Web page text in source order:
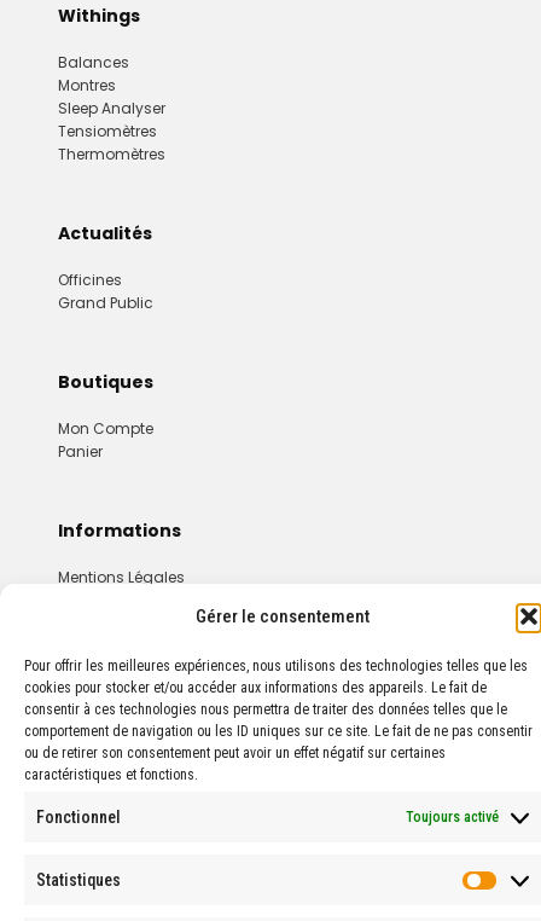
Gérer le consentement
Pour offrir les meilleures expériences, nous utilisons des technologies telles que les
cookies pour stocker et/ou accéder aux informations des appareils. Le fait de
consentir à ces technologies nous permettra de traiter des données telles que le
comportement de navigation ou les ID uniques sur ce site. Le fait de ne pas consentir
ou de retirer son consentement peut avoir un effet négatif sur certaines
caractéristiques et fonctions.
Fonctionnel Toujours activé
Statistiques
Withings
Balances
Montres
Sleep Analyser
Tensiomètres
Thermomètres
Actualités
Officines
Grand Public
Boutiques
Mon Compte
Panier
Informations
Mentions Légales
© 2024 PROPHARMA — Tous droits réservés.